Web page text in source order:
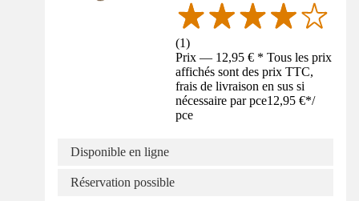
(1)
Prix — 12,95 € * Tous les prix
affichés sont des prix TTC,
frais de livraison en sus si
nécessaire par pce12,95 €*/
pce
Disponible en ligne
Réservation possible